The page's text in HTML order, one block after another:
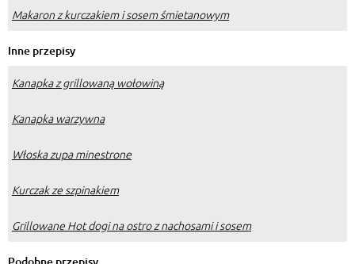
Makaron z kurczakiem i sosem śmietanowym
Inne przepisy
Kanapka z grillowaną wołowiną
Kanapka warzywna
Włoska zupa minestrone
Kurczak ze szpinakiem
Grillowane Hot dogi na ostro z nachosami i sosem